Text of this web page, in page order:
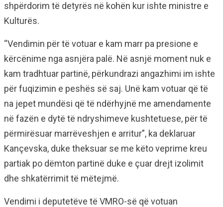
shpërdorim të detyrës në kohën kur ishte ministre e
Kulturës.
“Vendimin për të votuar e kam marr pa presione e
kërcënime nga asnjëra palë. Në asnjë moment nuk e
kam tradhtuar partinë, përkundrazi angazhimi im ishte
për fuqizimin e peshës së saj. Unë kam votuar që të
na jepet mundësi që të ndërhyjnë me amendamente
në fazën e dytë të ndryshimeve kushtetuese, për të
përmirësuar marrëveshjen e arritur”, ka deklaruar
Kançevska, duke theksuar se me këto veprime kreu
partiak po dëmton partinë duke e çuar drejt izolimit
dhe shkatërrimit të mëtejmë.
Vendimi i deputetëve të VMRO-së që votuan